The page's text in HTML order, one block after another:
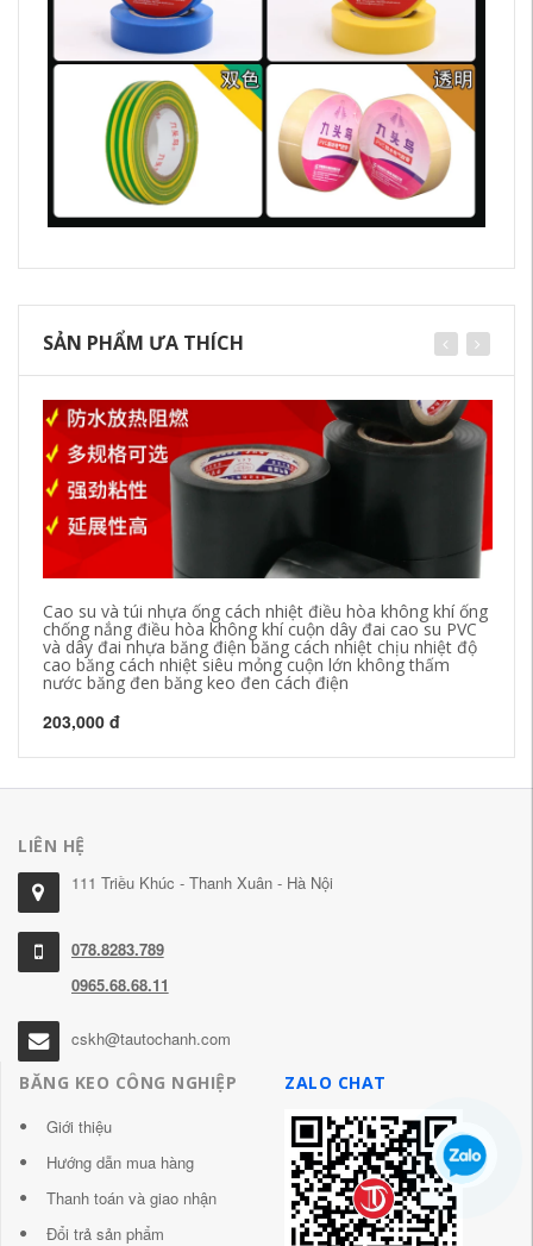
SẢN PHẨM ƯA THÍCH
Cao su và túi nhựa ống cách nhiệt điều hòa không khí ống
chống nắng điều hòa không khí cuộn dây đai cao su PVC
và dây đai nhựa băng điện băng cách nhiệt chịu nhiệt độ
cao băng cách nhiệt siêu mỏng cuộn lớn không thấm
nước băng đen băng keo đen cách điện
203,000 đ
LIÊN HỆ
111 Triều Khúc - Thanh Xuân - Hà Nội
078.8283.789
0965.68.68.11
cskh@tautochanh.com
BĂNG KEO CÔNG NGHIỆP
Giới thiệu
Hướng dẫn mua hàng
Thanh toán và giao nhận
Đổi trả sản phẩm
ZALO CHAT